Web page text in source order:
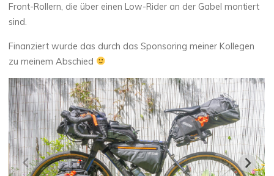
Front-Rollern, die über einen Low-Rider an der Gabel montiert
sind.
Finanziert wurde das durch das Sponsoring meiner Kollegen
zu meinem Abschied